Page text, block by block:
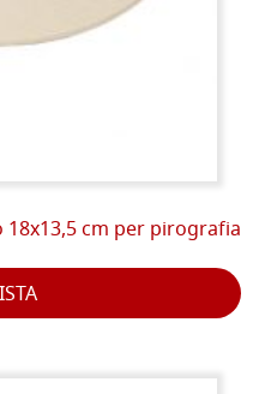
18x13,5 cm per pirografia